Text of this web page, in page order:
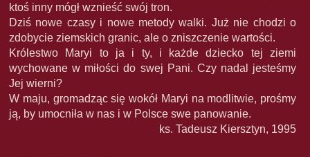
ktoś inny mógł wznieść swój tron.
Dziś nowe czasy i nowe metody walki. Już nie chodzi o
zdobycie ziemskich granic, ale o zniszczenie wartości.
Królestwo Maryi to ja i ty, i każde dziecko tej ziemi
wychowane w miłości do swej Pani. Czy nadal jesteśmy
Jej wierni?
W maju, gromadząc się wokół Maryi na modlitwie, prośmy
ją, by umocniła w nas i w Polsce swe panowanie.
ks. Tadeusz Kiersztyn, 1995